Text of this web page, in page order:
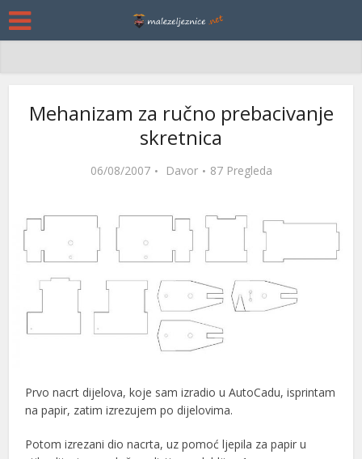
Mehanizam za ručno prebacivanje
skretnica
06/08/2007 Davor 87 Pregleda
Prvo nacrt dijelova, koje sam izradio u AutoCadu, isprintam
na papir, zatim izrezujem po dijelovima.
Potom izrezani dio nacrta, uz pomoć ljepila za papir u